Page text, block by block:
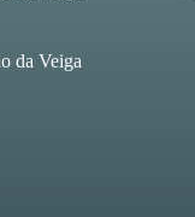
da Veiga